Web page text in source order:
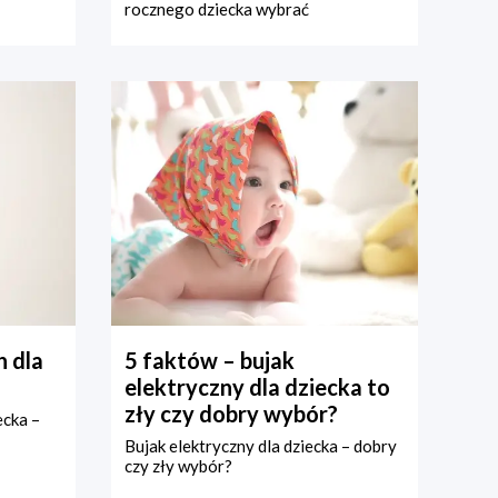
rocznego dziecka wybrać
dla
–
5 faktów – bujak
elektryczny dla dziecka to
zły czy dobry wybór?
Bujak elektryczny dla dziecka – dobry
czy zły wybór?